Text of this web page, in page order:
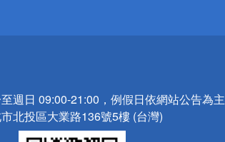
週日 09:00-21:00，例假日依網站公告為主
北投區大業路136號5樓 (台灣)